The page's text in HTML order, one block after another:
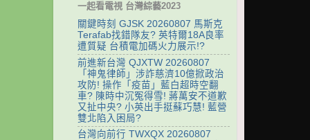
一起看電視 台灣綜藝2023
關鍵時刻 GJSK 20260807 馬斯克
Terafab找錯隊友? 英特爾18A良率
遭質疑 台積電加碼火力展示!?
前進新台灣 QJXTW 20260807
「神鬼律師」涉詐慈濟10億掀政治
攻防! 操作「疫苗」藍白超時空翻
車? 陳時中沉冤得雪! 蔣萬安不道歉
又扯中央? 小英出手挺蘇巧慧! 藍營
雙北陷入困局?
台灣向前行 TWXQX 20260807